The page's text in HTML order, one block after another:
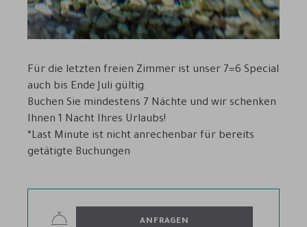
Für die letzten freien Zimmer ist unser 7=6 Special
auch bis Ende Juli gültig.
Buchen Sie mindestens 7 Nächte und wir schenken
Ihnen 1 Nacht Ihres Urlaubs!
*Last Minute ist nicht anrechenbar für bereits
getätigte Buchungen
ANFRAGEN